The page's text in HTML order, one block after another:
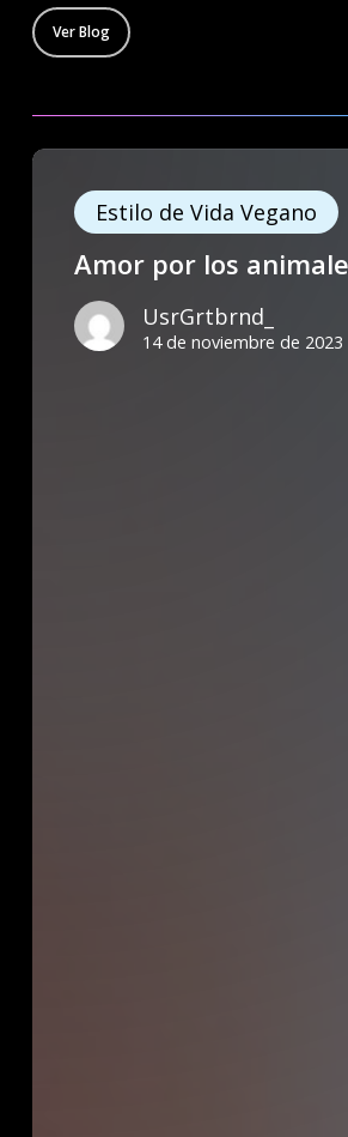
Ver Blog
Amor
animales
Estilo de Vida Vegano
Amor por los
UsrGrtbrnd_
14 de noviembre de 2023